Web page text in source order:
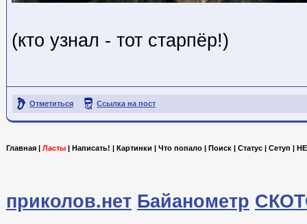
(кто узнал - тот старпёр!)
Отметиться Ссылка на пост
Главная | Ласты | Написать! | Картинки | Что попало | Поиск | Статус | Сетуп |
приколов.нет Байанометр